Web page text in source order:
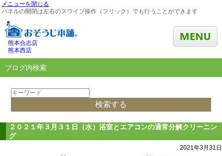
メニューを閉じる
パネルの開閉は左右のスワイプ操作（フリック）でも行うことができます
熊本合志店
熊本西店
ブログ内検索
２０２１年３月３１日（水）浴室とエアコンの通常分解クリーニン
グ
2021年3月31日